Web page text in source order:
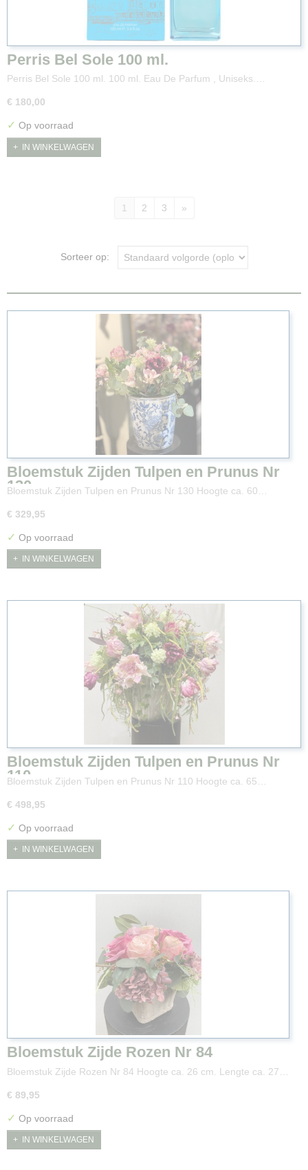
Perris Bel Sole 100 ml.
Perris Bel Sole 100 ml. 100 ml. Eau De Parfum , Uniseks.…
€ 180,00
✓ Op voorraad
IN WINKELWAGEN
1 2 3 »
Sorteer op:
Bloemstuk Zijden Tulpen en Prunus Nr
130
Bloemstuk Zijden Tulpen en Prunus Nr 130 Hoogte ca. 60…
€ 329,95
✓ Op voorraad
IN WINKELWAGEN
Bloemstuk Zijden Tulpen en Prunus Nr
110
Bloemstuk Zijden Tulpen en Prunus Nr 110 Hoogte ca. 65…
€ 498,95
✓ Op voorraad
IN WINKELWAGEN
Bloemstuk Zijde Rozen Nr 84
Bloemstuk Zijde Rozen Nr 84 Hoogte ca. 26 cm. Lengte ca. 27…
€ 89,95
✓ Op voorraad
IN WINKELWAGEN